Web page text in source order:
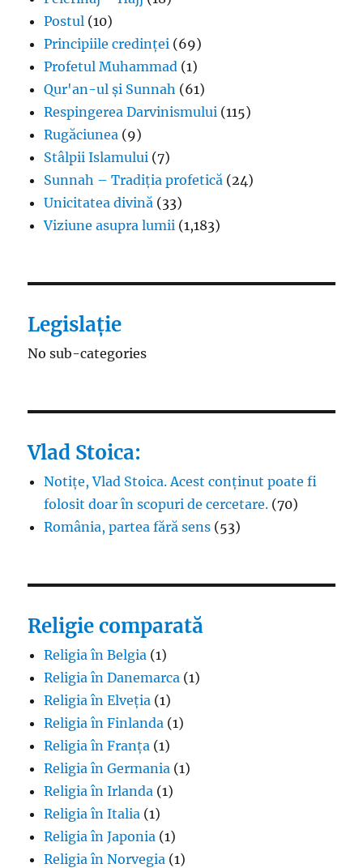
Postul (10)
Principiile credinței (69)
Profetul Muhammad (1)
Qur'an-ul și Sunnah (61)
Respingerea Darvinismului (115)
Rugăciunea (9)
Stâlpii Islamului (7)
Sunnah – Tradiția profetică (24)
Unicitatea divină (33)
Viziune asupra lumii (1,183)
Legislație
No sub-categories
Vlad Stoica:
Notițe, Vlad Stoica. Acest conținut poate fi
folosit doar în scopuri de cercetare. (70)
România, partea fără sens (53)
Religie comparată
Religia în Belgia (1)
Religia în Danemarca (1)
Religia în Elveția (1)
Religia în Finlanda (1)
Religia în Franța (1)
Religia în Germania (1)
Religia în Irlanda (1)
Religia în Italia (1)
Religia în Japonia (1)
Religia în Norvegia (1)